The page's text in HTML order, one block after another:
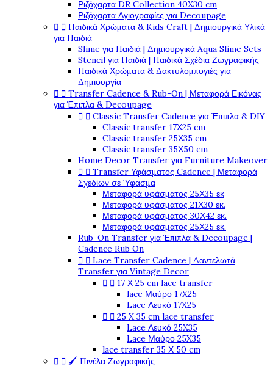
Ριζόχαρτα DR Collection 40X30 cm
Ριζόχαρτα Αγιογραφίες για Decoupage
  Παιδικά Χρώματα & Kids Craft | Δημιουργικά Υλικά
για Παιδιά
Slime για Παιδιά | Δημιουργικά Aqua Slime Sets
Stencil για Παιδιά | Παιδικά Σχέδια Ζωγραφικής
Παιδικά Χρώματα & Δακτυλομπογιές για
Δημιουργία
  Transfer Cadence & Rub-On | Μεταφορά Εικόνας
για Έπιπλα & Decoupage
  Classic Transfer Cadence για Έπιπλα & DIY
Classic transfer 17Χ25 cm
Classic transfer 25Χ35 cm
Classic transfer 35Χ50 cm
Home Decor Transfer για Furniture Makeover
  Transfer Υφάσματος Cadence | Μεταφορά
Σχεδίων σε Ύφασμα
Μεταφορά υφάσματος 25Χ35 εκ
Μεταφορά υφάσματος 21Χ30 εκ.
Μεταφορά υφάσματος 30Χ42 εκ.
Μεταφορά υφάσματος 25Χ25 εκ.
Rub-On Transfer για Έπιπλα & Decoupage |
Cadence Rub On
  Lace Transfer Cadence | Δαντελωτά
Transfer για Vintage Decor
  17 Χ 25 cm lace transfer
lace Μαύρο 17X25
Lace Λευκό 17X25
  25 X 35 cm lace transfer
Lace Λευκό 25X35
Lace Μαύρο 25X35
lace transfer 35 Χ 50 cm
  🖌️ Πινέλα Ζωγραφικής